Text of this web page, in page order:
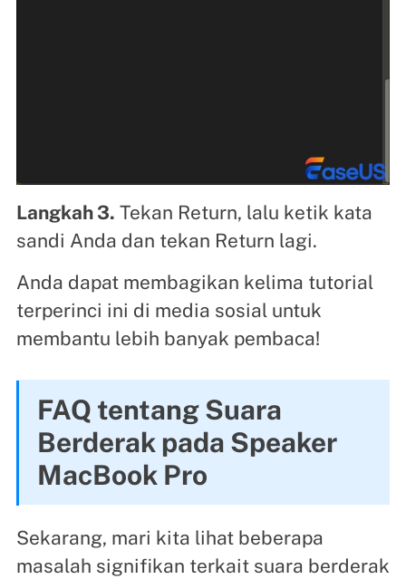
Langkah 3. Tekan Return, lalu ketik kata
sandi Anda dan tekan Return lagi.
Anda dapat membagikan kelima tutorial
terperinci ini di media sosial untuk
membantu lebih banyak pembaca!
FAQ tentang Suara
Berderak pada Speaker
MacBook Pro
Sekarang, mari kita lihat beberapa
masalah signifikan terkait suara berderak